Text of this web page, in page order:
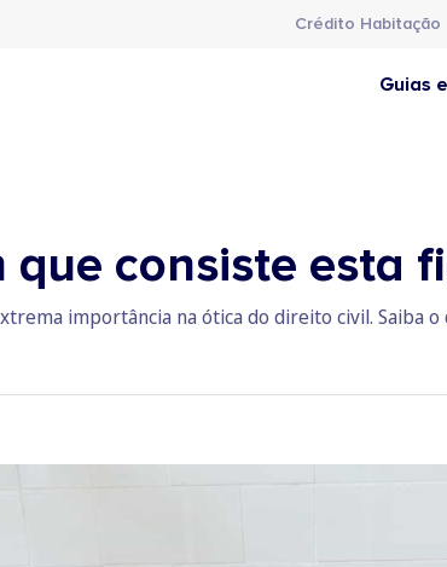
Crédito Habitação
Guias
que consiste esta
importância na ótica do direito civil. Saiba